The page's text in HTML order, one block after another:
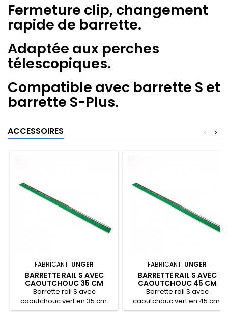
Fermeture clip, changement
rapide de barrette.
Adaptée aux perches
télescopiques.
Compatible avec barrette S et
barrette S-Plus.
ACCESSOIRES >
<
FABRICANT: UNGER
BARRETTE RAIL S AVEC
CAOUTCHOUC 35 CM
UNGER
Barrette rail S avec
caoutchouc vert en 35 cm.
FABRICANT: UNGER
BARRETTE RAIL S AVEC
CAOUTCHOUC 45 CM
UNGER
Barrette rail S avec
caoutchouc vert en 45 cm.